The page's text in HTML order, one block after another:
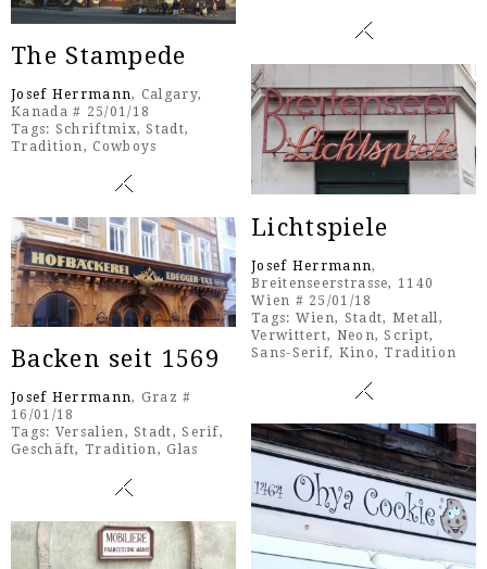
The Stampede
Josef Herrmann, Calgary,
Kanada # 25/01/18
Tags: Schriftmix,Stadt,
Tradition, Cowboys
Lichtspiele
Josef Herrmann,
Breitenseerstrasse, 1140
Wien # 25/01/18
Tags: Wien, Stadt, Metall,
Verwittert, Neon,Script,
Sans-Serif, Kino,Tradition
Backen seit 1569
Josef Herrmann, Graz #
16/01/18
Tags: Versalien,Stadt,Serif,
Geschäft,Tradition,Glas